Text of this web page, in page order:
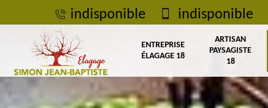
indisponible indisponible
ENTREPRISE
ÉLAGAGE 18
ARTISAN
PAYSAGISTE
18